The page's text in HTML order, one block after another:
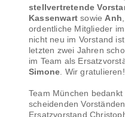
stellvertretende
Kassenwartsowie Anh
ordentliche Mitglieder
nicht neu im Vorstand
letzten zwei Jahren
im Team als
Simone . Wir gratulieren!
Team München
scheidenden
Ersatzvorstand